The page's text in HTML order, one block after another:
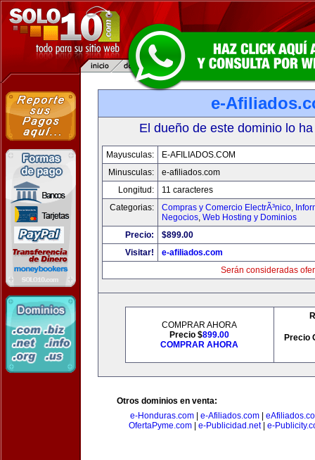
e-
El dueño de este dominio lo
Mayusculas:
E-AFILIADOS.COM
Minusculas:
e-afiliados.com
Longitud:
11 caracteres
Categorias:
Compras y Comercio ElectrÃ³nico,
Negocios, Web Hosting y Dominios
Precio:
$899.00
Visitar!
e-afiliados.com
Serán consideradas
COMPRAR AHORA
Precio $899.00
COMPRAR AHORA
Precio
Otros dominios en venta:
e-Honduras.com| e-Afiliados.com|
OfertaPyme.com| e-Publicidad.net| e-